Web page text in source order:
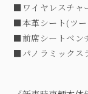
■ワイヤレスチャ
■本革シート(ツ
■前席シートベン
■パノラミックス